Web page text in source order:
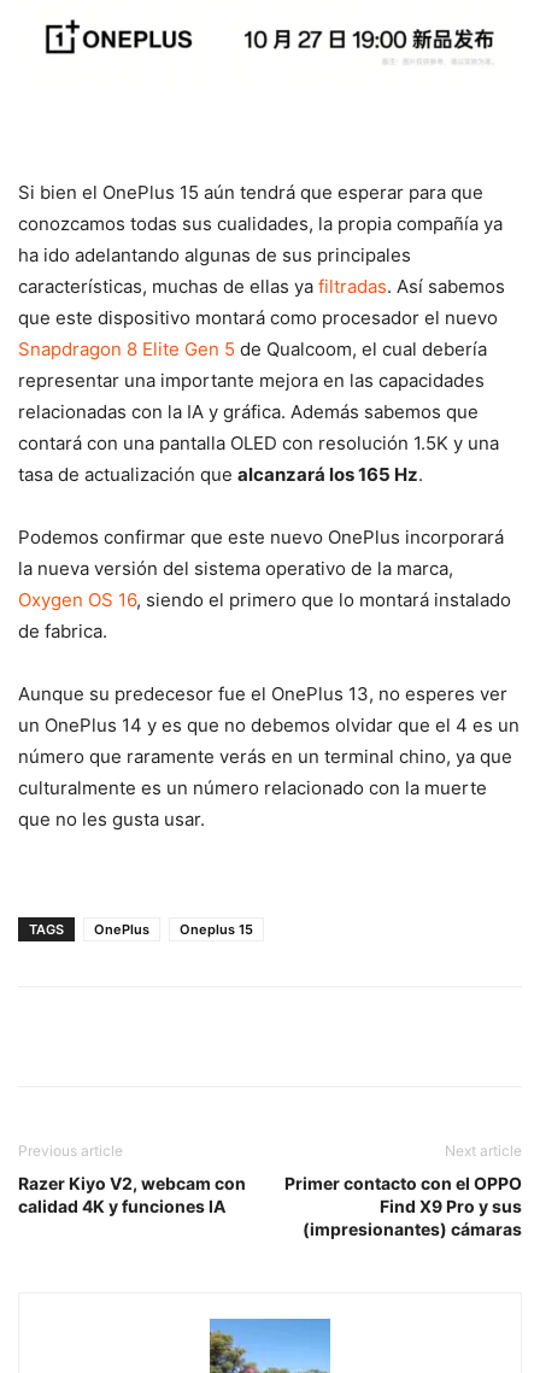
Si bien el OnePlus 15 aún tendrá que esperar para que
conozcamos todas sus cualidades, la propia compañía ya
ha ido adelantando algunas de sus principales
características, muchas de ellas ya filtradas. Así sabemos
que este dispositivo montará como procesador el nuevo
Snapdragon 8 Elite Gen 5 de Qualcoom, el cual debería
representar una importante mejora en las capacidades
relacionadas con la IA y gráfica. Además sabemos que
contará con una pantalla OLED con resolución 1.5K y una
tasa de actualización que alcanzará los 165 Hz.
Podemos confirmar que este nuevo OnePlus incorporará
la nueva versión del sistema operativo de la marca,
Oxygen OS 16, siendo el primero que lo montará instalado
de fabrica.
Aunque su predecesor fue el OnePlus 13, no esperes ver
un OnePlus 14 y es que no debemos olvidar que el 4 es un
número que raramente verás en un terminal chino, ya que
culturalmente es un número relacionado con la muerte
que no les gusta usar.
TAGS OnePlus Oneplus 15
Previous article
Razer Kiyo V2, webcam con
calidad 4K y funciones IA
Next article
Primer contacto con el OPPO
Find X9 Pro y sus
(impresionantes) cámaras